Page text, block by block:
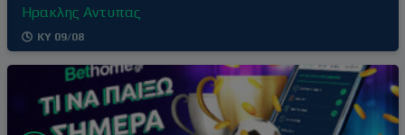
Ηρακλης Αντυπας
ΚΥ 09/08